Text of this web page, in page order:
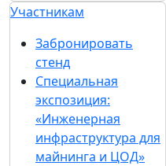
Участникам
Забронировать
стенд
Специальная
экспозиция:
«Инженерная
инфраструктура для
майнинга и ЦОД»